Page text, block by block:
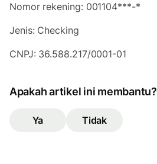
Nomor rekening: 001104***-*
Jenis: Checking
CNPJ: 36.588.217/0001-01
Apakah artikel ini membantu?
Ya Tidak